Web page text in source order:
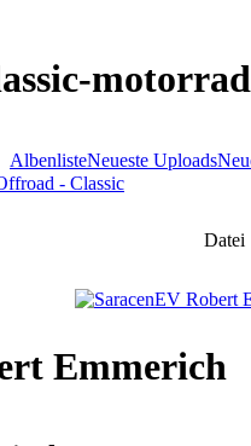
AlbenlisteNeueste Uploads
- Classic
Datei
Emmerich